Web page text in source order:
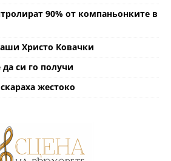
90% от компаньонките в
Христо Ковачки
си го получи
жестоко